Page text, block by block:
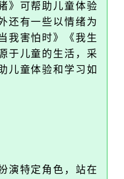
》可帮助儿童体验
还有一些以情绪为
我害怕时》《我生
于儿童的生活，采
儿童体验和学习如
演特定角色，站在